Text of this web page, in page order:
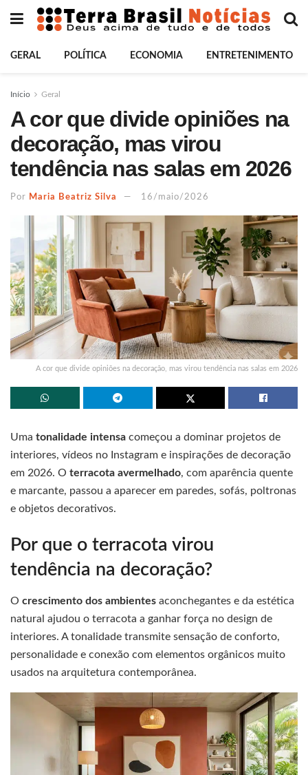
GERAL POLÍTICA ECONOMIA ENTRETENIMENTO
Início Geral
A cor que divide opiniões na
decoração, mas virou
tendência nas salas em 2026
Por Maria Beatriz Silva 16/maio/2026
A cor que divide opiniões na decoração, mas virou tendência nas salas em 2026
Uma tonalidade intensa começou a dominar projetos de
interiores, vídeos no Instagram e inspirações de decoração
em 2026. O terracota avermelhado, com aparência quente
e marcante, passou a aparecer em paredes, sofás, poltronas
e objetos decorativos.
Por que o terracota virou
tendência na decoração?
O crescimento dos ambientes aconchegantes e da estética
natural ajudou o terracota a ganhar força no design de
interiores. A tonalidade transmite sensação de conforto,
personalidade e conexão com elementos orgânicos muito
usados na arquitetura contemporânea.